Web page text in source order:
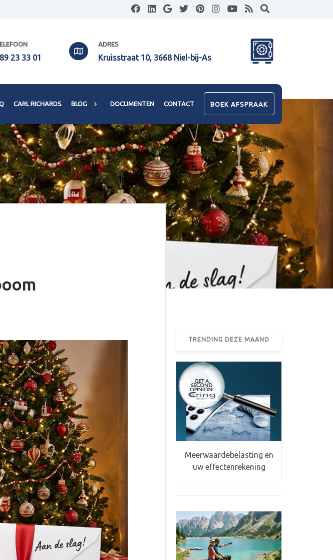
23 33 01
ADRES
Kruisstraat 10, 3668 Niel-bij-As
CARL RICHARDS BLOG DOCUMENTEN CONTACT BOEK AFSPRAAK
TRENDING DEZE MAAND
Meerwaardebelasting en
uw effectenrekening